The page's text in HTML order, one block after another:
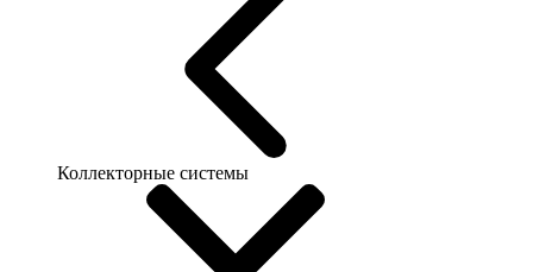
Коллекторные системы